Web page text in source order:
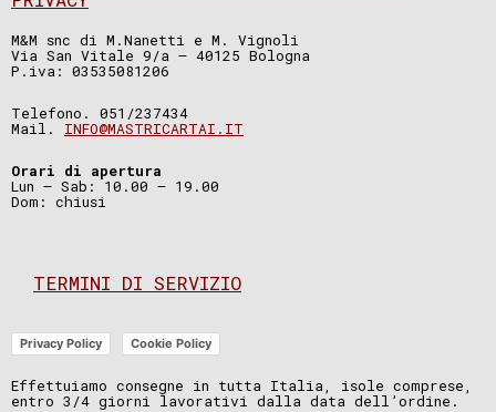
M&M snc di M.Nanetti e M. Vignoli
Via San Vitale 9/a – 40125 Bologna
P.iva: 03535081206
Telefono. 051/237434
Mail. INFO@MASTRICARTAI.IT
Orari di apertura
Lun – Sab: 10.00 – 19.00
Dom: chiusi
TERMINI DI SERVIZIO
Privacy Policy Cookie Policy
Effettuiamo consegne in tutta Italia, isole comprese,
entro 3/4 giorni lavorativi dalla data dell’ordine.